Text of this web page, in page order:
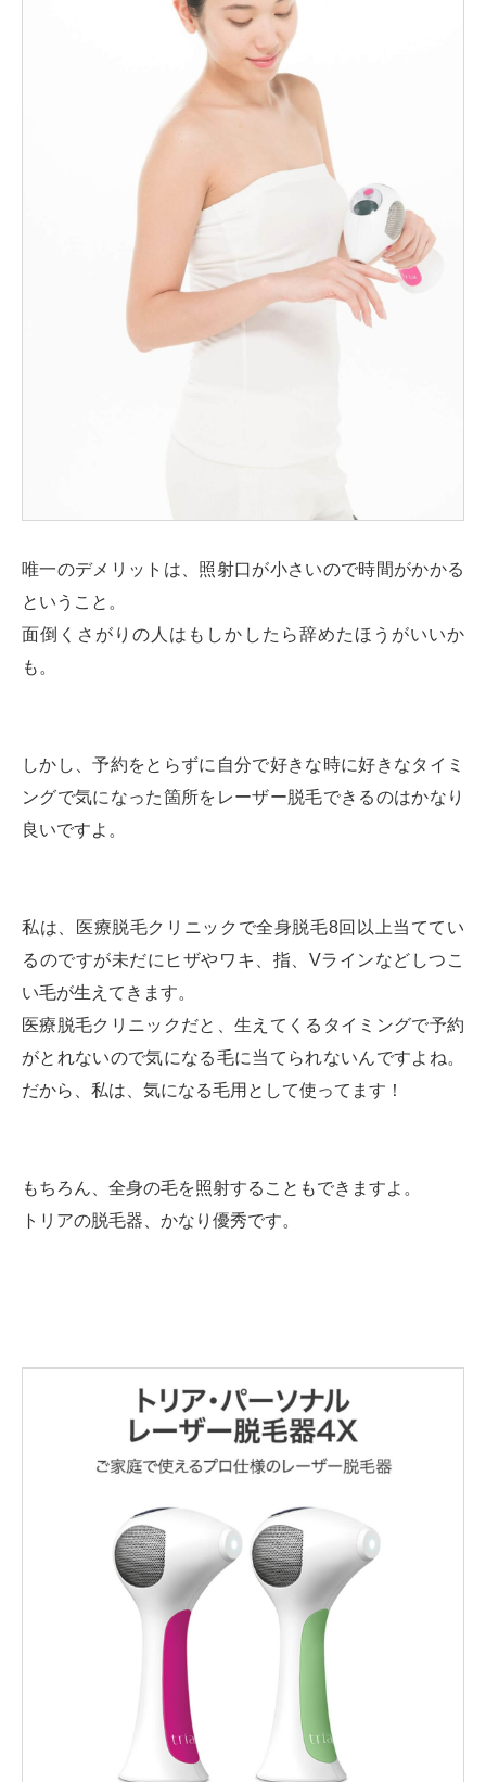
唯一のデメリットは、照射口が小さいので時間がかかる
ということ。
面倒くさがりの人はもしかしたら辞めたほうがいいか
も。
しかし、予約をとらずに自分で好きな時に好きなタイミ
ングで気になった箇所をレーザー脱毛できるのはかなり
良いですよ。
私は、医療脱毛クリニックで全身脱毛8回以上当ててい
るのですが未だにヒザやワキ、指、Vラインなどしつこ
い毛が生えてきます。
医療脱毛クリニックだと、生えてくるタイミングで予約
がとれないので気になる毛に当てられないんですよね。
だから、私は、気になる毛用として使ってます！
もちろん、全身の毛を照射することもできますよ。
トリアの脱毛器、かなり優秀です。